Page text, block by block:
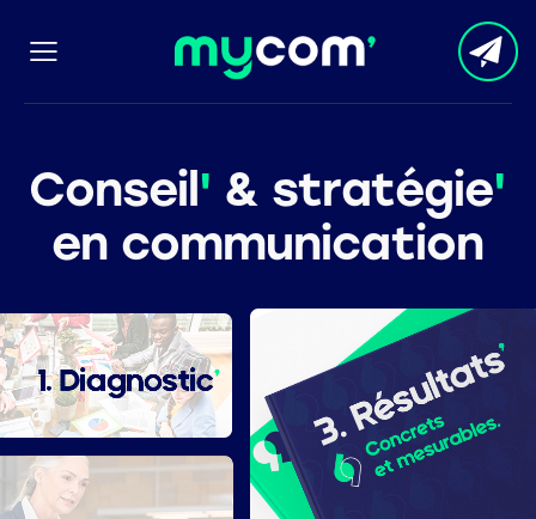
Consei ' & stratégie'
en communication